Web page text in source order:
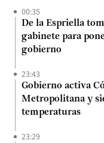
00:35
De la Espriella
gabinete para
gobierno
23:43
Gobierno activa
Metropolitana y
temperaturas
23:29